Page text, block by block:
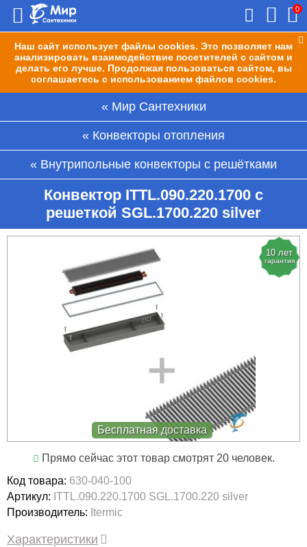
Наш сайт использует файлы cookies. Это позволяет нам
анализировать взаимодействие посетителей с сайтом и
делать его лучше. Продолжая пользоваться сайтом, вы
соглашаетесь с использованием файлов cookies.
0
Мир Сантехники
Конвекторы отопления
Внутрипольные конвекторы с решётками
Конвектор ITTL.090.220.1700 с
решеткой SGL.1700.220 silver
10 лет
гарантия
Бесплатная доставка
Прямо сейчас этот товар смотрят 20 человек.
Код товара: 630-040-100
Артикул: ITTL.090.220.1700 SGL.1700.220 silver
Производитель: Itermic
Характеристики